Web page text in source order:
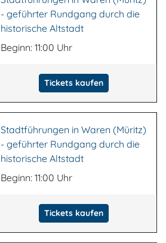
- geführter Rundgang durch die
historische Altstadt
Beginn: 11:00 Uhr
Tickets kaufen
Stadtführungen in Waren (Müritz)
- geführter Rundgang durch die
historische Altstadt
Beginn: 11:00 Uhr
Tickets kaufen